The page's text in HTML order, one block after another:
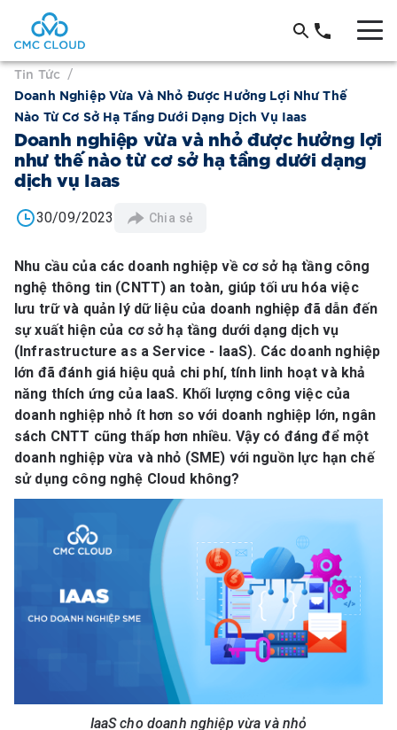
Tin Tức /
Doanh Nghiệp Vừa Và Nhỏ Được Hưởng Lợi Như Thế
Nào Từ Cơ Sở Hạ Tầng Dưới Dạng Dịch Vụ Iaas
Doanh nghiệp vừa và nhỏ được hưởng lợi
như thế nào từ cơ sở hạ tầng dưới dạng
dịch vụ Iaas
30/09/2023 Chia sẻ
Nhu cầu của các doanh nghiệp về cơ sở hạ tầng công
nghệ thông tin (CNTT) an toàn, giúp tối ưu hóa việc
lưu trữ và quản lý dữ liệu của doanh nghiệp đã dẫn đến
sự xuất hiện của cơ sở hạ tầng dưới dạng dịch vụ
(Infrastructure as a Service - IaaS). Các doanh nghiệp
lớn đã đánh giá hiệu quả chi phí, tính linh hoạt và khả
năng thích ứng của IaaS. Khối lượng công việc của
doanh nghiệp nhỏ ít hơn so với doanh nghiệp lớn, ngân
sách CNTT cũng thấp hơn nhiều. Vậy có đáng để một
doanh nghiệp vừa và nhỏ (SME) với nguồn lực hạn chế
sử dụng công nghệ Cloud không?
IaaS cho doanh nghiệp vừa và nhỏ